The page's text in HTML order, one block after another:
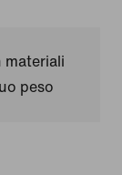
materiali
peso